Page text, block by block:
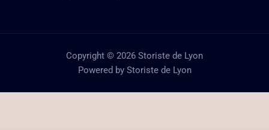
Copyright © 2026 Storiste de Lyon
Powered by Storiste de Lyon